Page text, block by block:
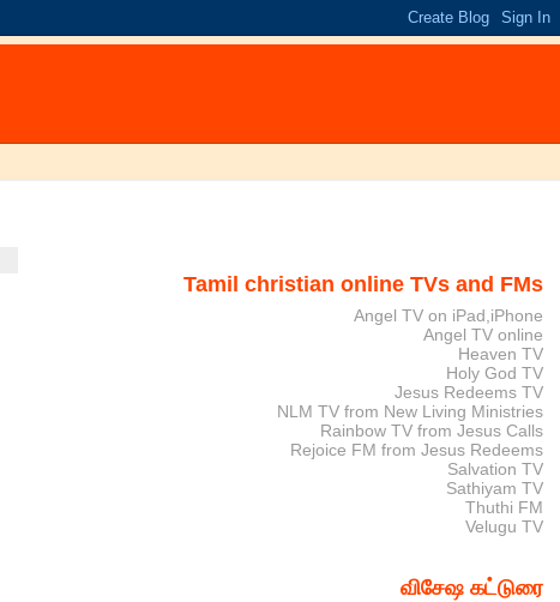
Tamil christian online TVs and FMs
Angel TV on iPad,iPhone
Angel TV online
Heaven TV
Holy God TV
Jesus Redeems TV
NLM TV from New Living Ministries
Rainbow TV from Jesus Calls
Rejoice FM from Jesus Redeems
Salvation TV
Sathiyam TV
Thuthi FM
Velugu TV
விசேஷ கட்டுரை